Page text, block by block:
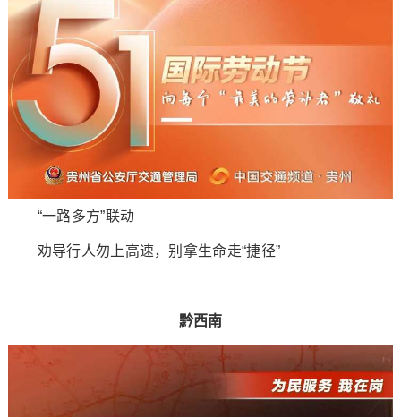
“一路多方”联动
劝导行人勿上高速，别拿生命走“捷径”
黔西南